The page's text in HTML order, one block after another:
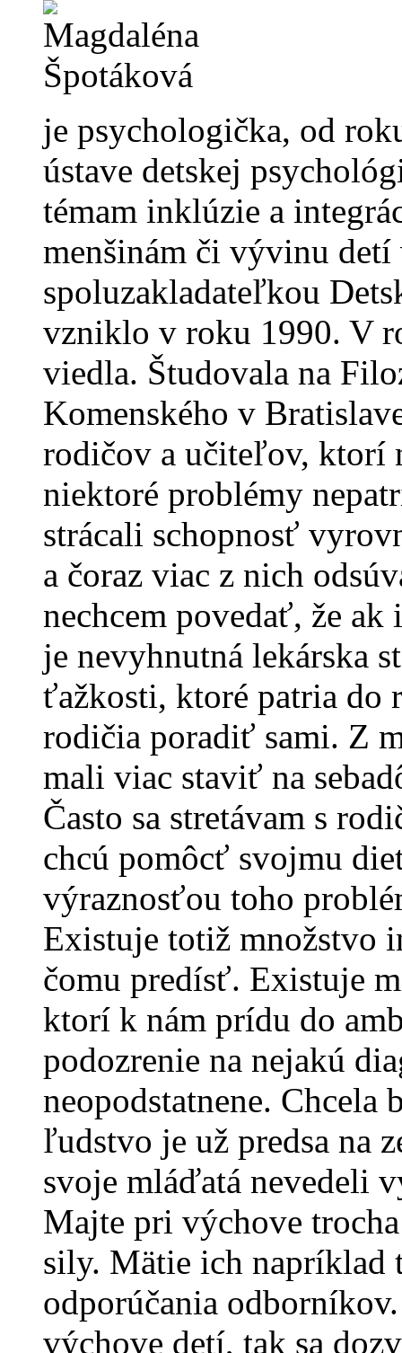
je psychologička, od
ústave detskej
témam inklúzie a
menšinám či vývinu detí
spoluzakladateľkou
vzniklo v roku 1990. V
viedla. Študovala na
Komenského v
rodičov a učiteľov, ktorí
niektoré problémy
strácali schopnosť
a čoraz viac z nich
nechcem povedať, že
je nevyhnutná lekárska
ťažkosti, ktoré patria do
rodičia poradiť sami. Z
mali viac staviť na
Často sa stretávam s
chcú pomôcť svojmu
výraznosťou toho
Existuje totiž množstvo
čomu predísť. Existuje
ktorí k nám prídu do
podozrenie na nejakú
neopodstatnene.
ľudstvo je už predsa na
svoje mláďatá nevedeli
Majte pri výchove
sily. Mätie ich napríklad
odporúčania
výchove detí, tak sa